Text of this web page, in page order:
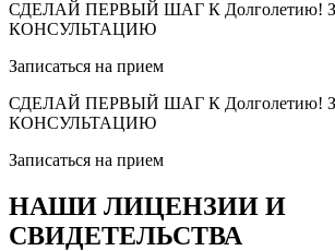
СДЕЛАЙ ПЕРВЫЙ ШАГ К
КОНСУЛЬТАЦИЮ
Записаться на прием
СДЕЛАЙ ПЕРВЫЙ ШАГ К
КОНСУЛЬТАЦИЮ
Записаться на прием
НАШИ ЛИЦЕНЗИИ И
СВИДЕТЕЛЬСТВА